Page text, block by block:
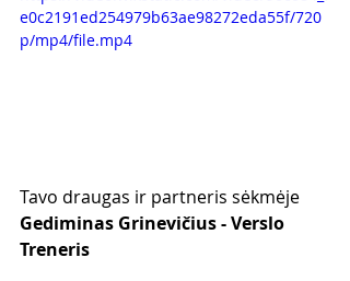
e0c2191ed254979b63ae98272eda55f/720
p/mp4/file.mp4
Tavo draugas ir partneris sėkmėje
Gediminas Grinevičius - Verslo
Treneris